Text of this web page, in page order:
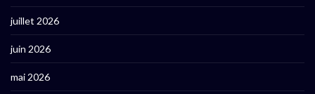
juillet 2026
juin 2026
mai 2026